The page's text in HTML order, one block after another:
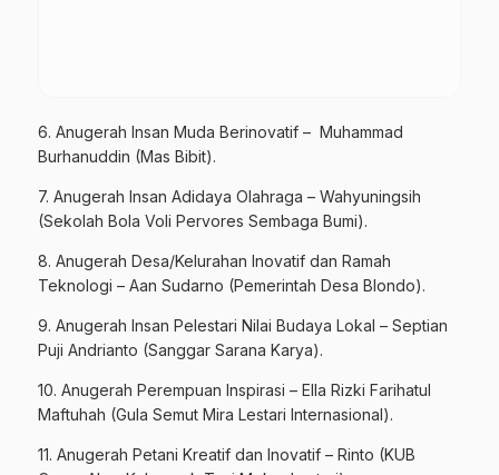
6. Anugerah Insan Muda Berinovatif – Muhammad
Burhanuddin (Mas Bibit).
7. Anugerah Insan Adidaya Olahraga – Wahyuningsih
(Sekolah Bola Voli Pervores Sembaga Bumi).
8. Anugerah Desa/Kelurahan Inovatif dan Ramah
Teknologi – Aan Sudarno (Pemerintah Desa Blondo).
9. Anugerah Insan Pelestari Nilai Budaya Lokal – Septian
Puji Andrianto (Sanggar Sarana Karya).
10. Anugerah Perempuan Inspirasi – Ella Rizki Farihatul
Maftuhah (Gula Semut Mira Lestari Internasional).
11. Anugerah Petani Kreatif dan Inovatif – Rinto (KUB